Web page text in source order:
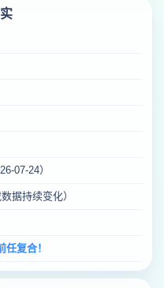
07-24）
据持续变化）
复合！